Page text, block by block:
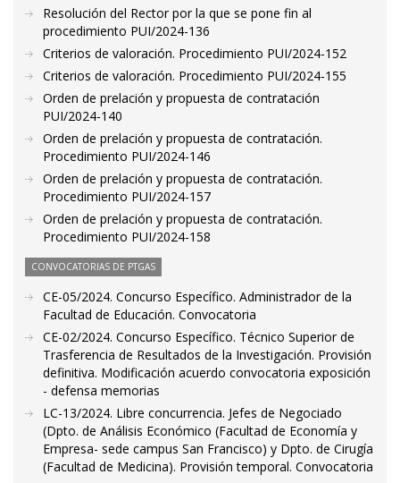
Resolución del Rector por la que se pone fin al
procedimiento PUI/2024-136
Criterios de valoración. Procedimiento PUI/2024-152
Criterios de valoración. Procedimiento PUI/2024-155
Orden de prelación y propuesta de contratación
PUI/2024-140
Orden de prelación y propuesta de contratación.
Procedimiento PUI/2024-146
Orden de prelación y propuesta de contratación.
Procedimiento PUI/2024-157
Orden de prelación y propuesta de contratación.
Procedimiento PUI/2024-158
CONVOCATORIAS DE PTGAS
CE-05/2024. Concurso Específico. Administrador de la
Facultad de Educación. Convocatoria
CE-02/2024. Concurso Específico. Técnico Superior de
Trasferencia de Resultados de la Investigación. Provisión
definitiva. Modificación acuerdo convocatoria exposición
- defensa memorias
LC-13/2024. Libre concurrencia. Jefes de Negociado
(Dpto. de Análisis Económico (Facultad de Economía y
Empresa- sede campus San Francisco) y Dpto. de Cirugía
(Facultad de Medicina). Provisión temporal. Convocatoria